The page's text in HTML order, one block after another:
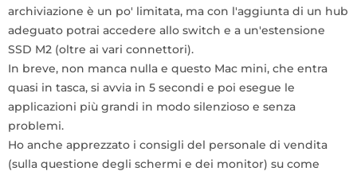
archiviazione è un po' limitata, ma con l'aggiunta di un hub
adeguato potrai accedere allo switch e a un'estensione
SSD M2 (oltre ai vari connettori).
In breve, non manca nulla e questo Mac mini, che entra
quasi in tasca, si avvia in 5 secondi e poi esegue le
applicazioni più grandi in modo silenzioso e senza
problemi.
Ho anche apprezzato i consigli del personale di vendita
(sulla questione degli schermi e dei monitor) su come